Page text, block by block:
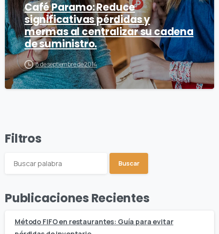
Café Paramo: Reduce
significativas pérdidas y
mermas al centralizar su cadena
de suministro.
8 de septiembre de 2014
Filtros
Buscar
Publicaciones Recientes
Método FIFO en restaurantes: Guía para evitar